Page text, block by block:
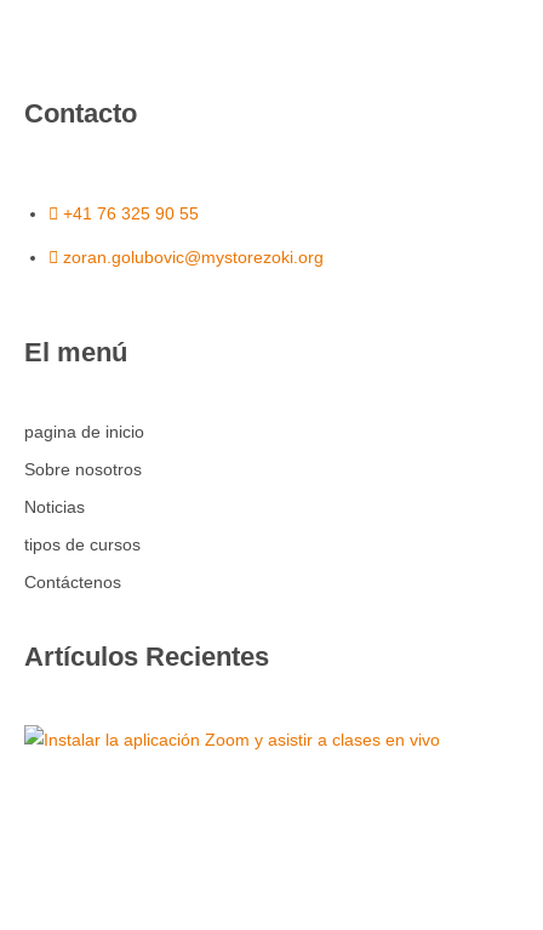
Contacto
+41 76 325 90 55
zoran.golubovic@mystorezoki.org
El menú
pagina de inicio
Sobre nosotros
Noticias
tipos de cursos
Contáctenos
Artículos Recientes